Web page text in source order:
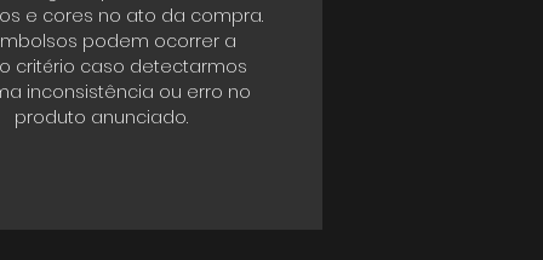
e cores no ato da compra.
podem ocorrer a
critério caso detectarmos
inconsistência ou erro no
produto anunciado.